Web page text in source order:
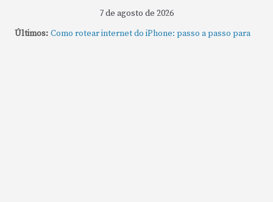
7 de agosto de 2026
Últimos:
Como gravar tela do MacBook: passo a passo simples
Como rotear internet do iPhone: passo a passo para